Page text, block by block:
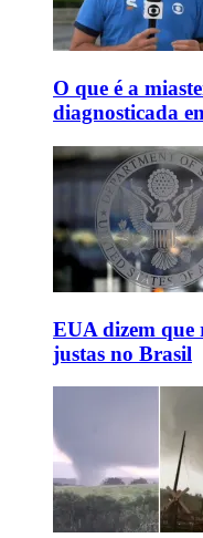
O que é a
diagnosticada
EUA dizem que
justas no Brasil